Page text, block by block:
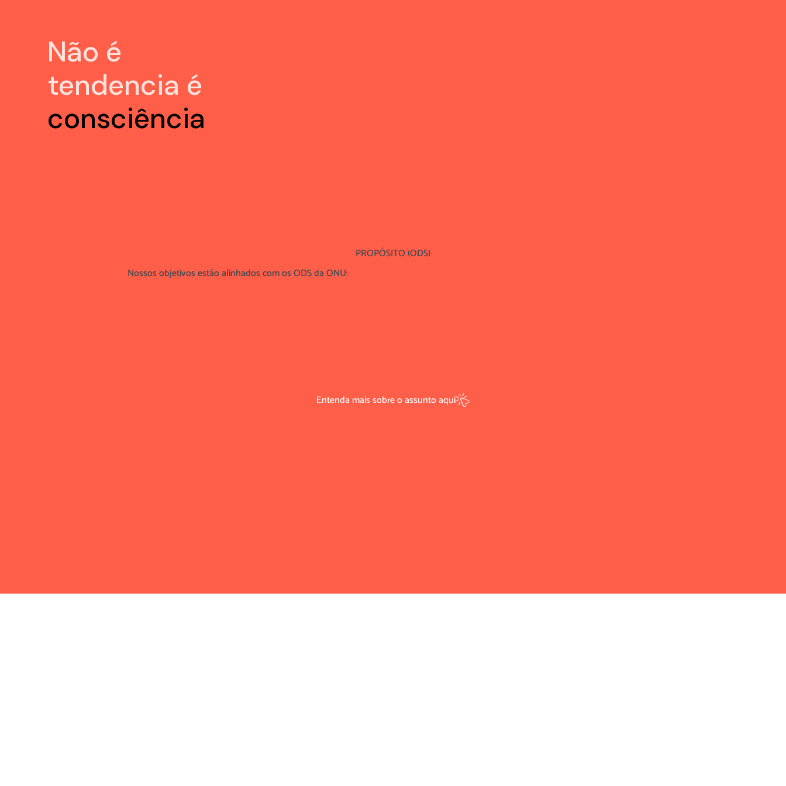
Não é
tendencia é
consciência
PROPÓSITO (ODS)
Nossos objetivos estão alinhados com os ODS da ONU:
Entenda mais sobre o assunto aqui